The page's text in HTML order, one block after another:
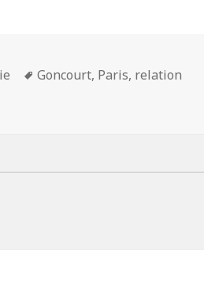
Mots-
Goncourt, Paris, relation